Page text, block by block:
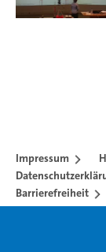
Impressum
Barrierefreiheit